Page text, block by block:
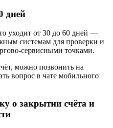
дней
уходит от 30 до 60 дней —
системам для проверки и
сервисными точками.
можно позвонить на
вопрос в чате мобильного
о закрытии счёта и